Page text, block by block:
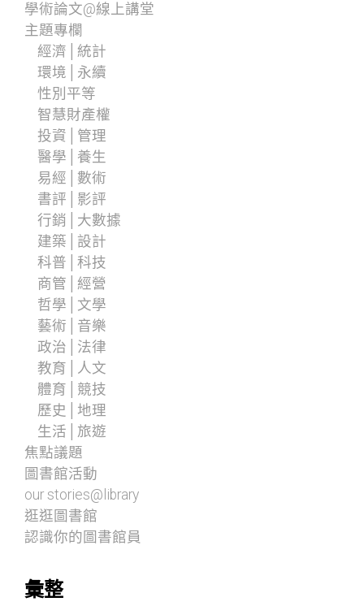
學術論文@線上講堂
主題專欄
經濟│統計
環境│永續
性別平等
智慧財產權
投資│管理
醫學│養生
易經│數術
書評│影評
行銷│大數據
建築│設計
科普│科技
商管│經營
哲學│文學
藝術│音樂
政治│法律
教育│人文
體育│競技
歷史│地理
生活│旅遊
焦點議題
圖書館活動
our stories@library
逛逛圖書館
認識你的圖書館員
彙整